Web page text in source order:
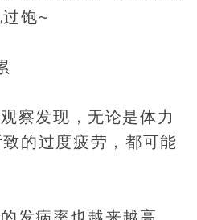
饱~
察发现，无论是体力
的过度疲劳，都可能